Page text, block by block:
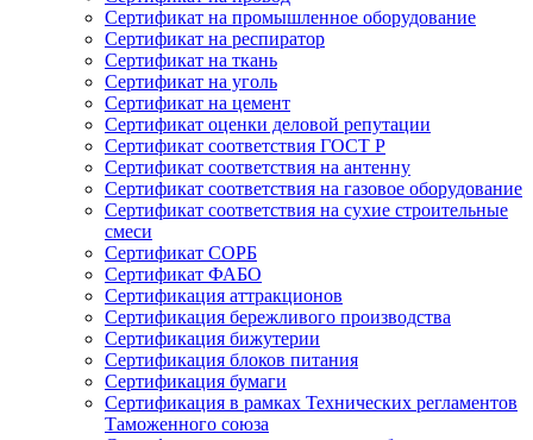
Сертификат на промышленное оборудование
Сертификат на респиратор
Сертификат на ткань
Сертификат на уголь
Сертификат на цемент
Сертификат оценки деловой репутации
Сертификат соответствия ГОСТ Р
Сертификат соответствия на антенну
Сертификат соответствия на газовое оборудование
Сертификат соответствия на сухие строительные
смеси
Сертификат СОРБ
Сертификат ФАБО
Сертификация аттракционов
Сертификация бережливого производства
Сертификация бижутерии
Сертификация блоков питания
Сертификация бумаги
Сертификация в рамках Технических регламентов
Таможенного союза